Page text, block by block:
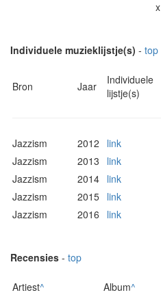
x
Individuele muzieklijstje(s) - top
Bron Jaar
Individuele
lijstje(s)
Jazzism 2012 link
Jazzism
2013 link
Jazzism
2014 link
Jazzism
2015 link
Jazzism
2016 link
Recensies - top
Artiest^ Album^